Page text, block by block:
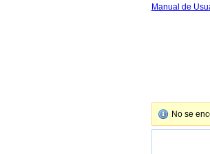
Manual de
No se